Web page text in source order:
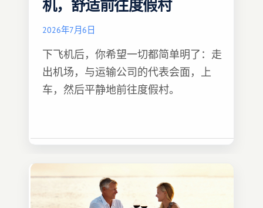
机，舒适前往度假村
2026年7月6日
下飞机后，你希望一切都简单明了：走
出机场，与运输公司的代表会面，上
车，然后平静地前往度假村。